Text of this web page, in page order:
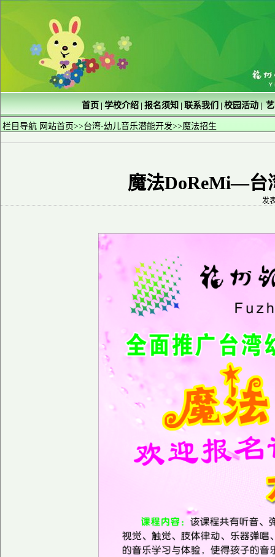
首页 学校介绍 报名须知 联系我们 校园活动
栏目导航 网站首页>>台湾-幼儿音乐潜能开发>>魔法招生
魔法DoReMi—台
发